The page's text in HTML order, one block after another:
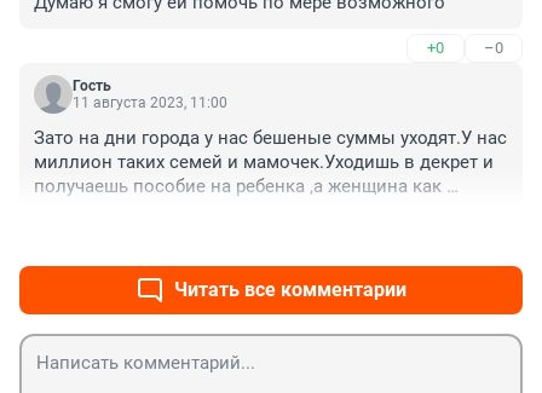
+0 –0
Гость
11 августа 2023, 11:00
Зато на дни города у нас бешеные суммы уходят.У нас
миллион таких семей и мамочек.Уходишь в декрет и
получаешь пособие на ребенка ,а женщина как
Читать все комментарии